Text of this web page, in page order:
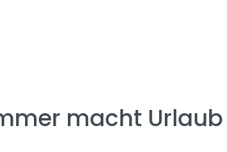
macht Urlaub